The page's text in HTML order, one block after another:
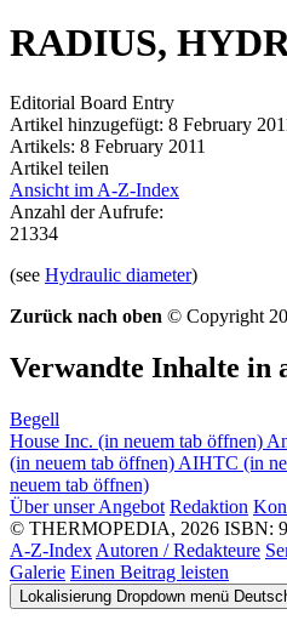
RADIUS,
Editorial Board Entry
Artikel hinzugefügt: 8 February
Artikels: 8 February 2011
Artikel teilen
Ansicht im A-Z-Index
Anzahl der Aufrufe:
21334
(see Hydraulic diameter)
Zurück nach oben © Copyright
Verwandte Inhalte in
Begell
House Inc. (in neuem tab öffnen)
(in neuem tab öffnen) AIHTC (in
neuem tab öffnen)
Über unser Angebot Redaktion
© THERMOPEDIA, 2026 ISBN:
A-Z-Index Autoren / Redakteure
Galerie Einen Beitrag leisten
Lokalisierung Dropdown menü